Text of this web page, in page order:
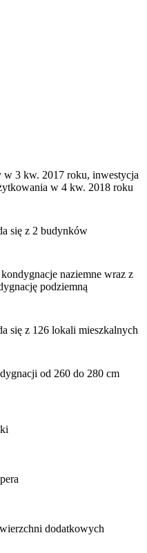
w 3 kw. 2017 roku, inwestycja
w 4 kw. 2018 roku
się z 2 budynków
naziemne wraz z
podziemną
się z 126 lokali mieszkalnych
od 260 do 280 cm
dodatkowych